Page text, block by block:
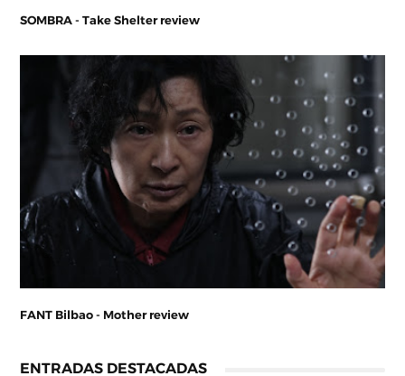
SOMBRA - Take Shelter review
FANT Bilbao - Mother review
ENTRADAS DESTACADAS